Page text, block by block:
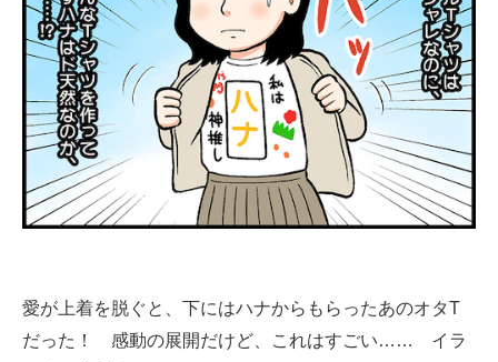
製造業のIT導入・活用を支援
モノづくり技術者専門サイト
エレクトロニクス専門サイト
電子設計の基本と応用
エネルギーの専門メディア
ちょっと気になるネットの話題
愛が上着を脱ぐと、下にはハナからもらったあのオタT
だった！ 感動の展開だけど、これはすごい…… イラ